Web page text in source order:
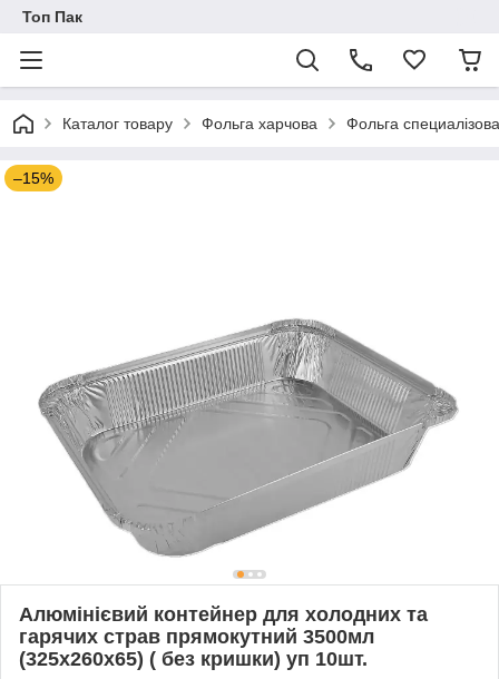
Топ Пак
Каталог товару Фольга харчова Фольга
–15%
Алюмінієвий контейнер для холодних та
гарячих страв прямокутний 3500мл
(325х260х65) ( без кришки) уп 10шт.